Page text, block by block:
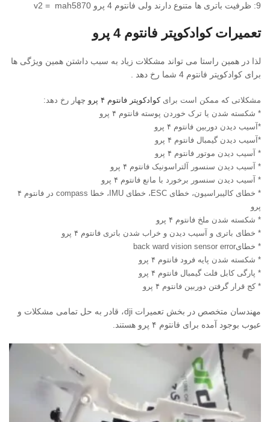
9: ظرفیت باتری ها متنوع دارند ولی فانتوم 4 پرو v2 = mah5870
تعمیرات کوادکوپتر فانتوم 4 پرو
لذا در همین راستا می تواند مشکلات زیاد به سبب داشتن همین ویژگی ها
برای کوادکوپتر فانتوم 4 شما رخ دهد .
مشکلاتی که ممکن است برایکوادکوپتر فانتوم ۴ پرو
چهار رخ دهد:
* شکسته شدن یا ترک خوردن پوسته فانتوم ۴ پرو
*آسیب دیدن دوربین فانتوم ۴ پرو
*آسیب دیدن گیمبال فانتوم ۴ پرو
* آسیب دیدن موتور فانتوم ۴ پرو
* آسیب دیدن سنسور آلتراسونیک فانتوم ۴ پرو
* آسیب دیدن سنسور برخورد با مانع فانتوم ۴ پرو
* خطای کالیبراسیون، خطای ESC، خطای IMU، خطا compass در فانتوم ۴
پرو
* شکسته شدن ملخ فانتوم ۴ پرو
* خطای باتری و آسیب دیدن و خراب شدن باتری فانتوم ۴ پرو
* خطایback ward vision sensor error
* شکسته شدن پایه فرود فانتوم ۴ پرو
* پارگی کابل فلت گیمبال فانتوم ۴ پرو
* کج قرار گرفتن دوربین فانتوم ۴ پرو
مهندسان متخصص در بخش تعمیرات dji، قادر به حل تمامی مشکلات و
عیوب بوجود آمده برای فانتوم ۴ پرو هستند.